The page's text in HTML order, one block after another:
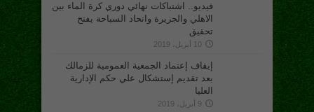
فيديو.. اشتباكات نهائي دوري كرة الماء بين
الاهلي والجزيرة واتحاد السباحة يفتح
تحقيق
10 أبريل، 2019
إيقاف إعتماد الجمعية العمومية للزمالك
بعد تقديم إستشكال علي حكم الإدارية
العليا
9 أبريل، 2019